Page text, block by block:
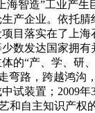
智造”工业产生
企业。依托腈
目落实在了上海
发达国家拥有
“产、学、研
弯路，跨越鸿沟
装置；2009年3
自主知识产权